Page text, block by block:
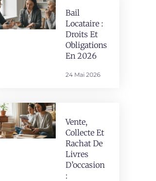
Bail
Locataire :
Droits Et
Obligations
En 2026
24 Mai 2026
Vente,
Collecte Et
Rachat De
Livres
D’occasion
: